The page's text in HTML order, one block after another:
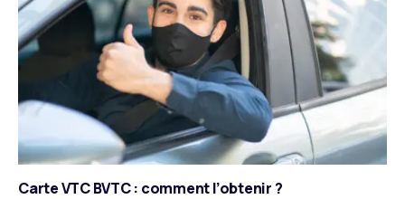
Carte VTC BVTC : comment l’obtenir ?